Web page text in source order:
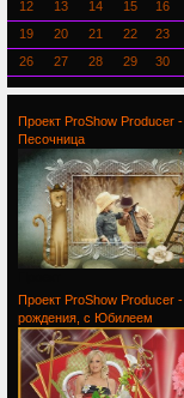
12
13 14 15 16
19
20 21 22 23
26
27 28 29 30
Проект ProShow Producer -
Песочница
Проект ProShow Producer
рождения, с Юбилеем